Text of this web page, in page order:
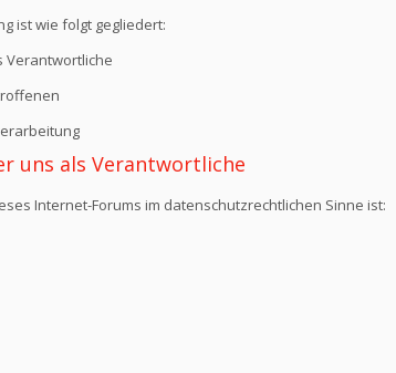
ist wie folgt gegliedert:
Verantwortliche
uns als Verantwortliche
Internet-Forums im datenschutzrechtlichen Sinne ist: